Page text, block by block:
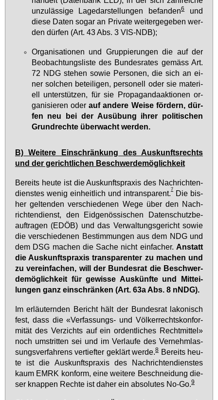
un­zu­läs­si­ge La­ge­dar­stel­lun­gen be­fan­den6und
die­se Da­ten so­gar an Pri­va­te wei­ter­ge­ge­ben wer­
den dür­fen (Art. 43 Abs. 3 VIS-NDB);
Or­ga­ni­sa­tio­nen und Grup­pie­run­gen die auf der
Be­ob­ach­tungs­lis­te des Bun­des­ra­tes ge­mäss Art.
72 NDG ste­hen so­wie Per­so­nen, die sich an ei­
ner sol­chen be­tei­li­gen, per­so­nell oder sie ma­te­ri­
ell un­ter­stüt­zen, für sie Pro­pa­gan­da­ak­tio­nen or­
ga­ni­sie­ren oderauf an­de­re Wei­se för­dern, dür­
fen neu bei der Aus­übung ih­rer po­li­ti­schen
Grund­rech­te über­wacht wer­den.
B) Wei­te­re Ein­schrän­kung des Aus­kunfts­rechts
und der ge­richt­li­chen Be­schwer­de­mög­lich­keit
Be­reits heu­te ist die Aus­kunfts­pra­xis des Nach­rich­ten­
diens­tes we­nig ein­heit­lich und in­trans­pa­rent.7 Die bis­
her gel­ten­den ver­schie­de­nen We­ge über den Nach­
rich­ten­dienst, den Eid­ge­nös­si­schen Da­ten­schutz­be­
auf­tra­gen (EDÖB) und das Ver­wal­tungs­ge­richt so­wie
die ver­schie­de­nen Be­stim­mun­gen aus dem NDG und
dem DSG ma­chen die Sa­che nicht ein­fa­cher. An­statt
die Aus­kunfts­pra­xis trans­pa­ren­ter zu ma­chen und
zu ver­ein­fa­chen, will der Bun­des­rat die Be­schwer­
de­mög­lich­keit für ge­wis­se Aus­künf­te und Mit­tei­
lun­gen ganz ein­schrän­ken (Art. 63a Abs. 8 nNDG).
Im er­läu­tern­den Be­richt hält der Bun­des­rat la­ko­nisch
fest, dass die «Ver­fas­sungs- und Völ­ker­rechts­kon­for­
mi­tät des Ver­zichts auf ein or­dent­li­ches Recht­mit­tel»
noch um­strit­ten sei und im Ver­lau­fe des Ver­nehm­las­
sungs­ver­fah­rens ver­tief­ter ge­klärt wer­de.8 Be­reits heu­
te ist die Aus­kunfts­pra­xis des Nach­rich­ten­diens­tes
kaum EM­RK kon­form, ei­ne wei­te­re Be­schnei­dung die­
ser knap­pen Rech­te ist da­her ein ab­so­lu­tes No-Go.9